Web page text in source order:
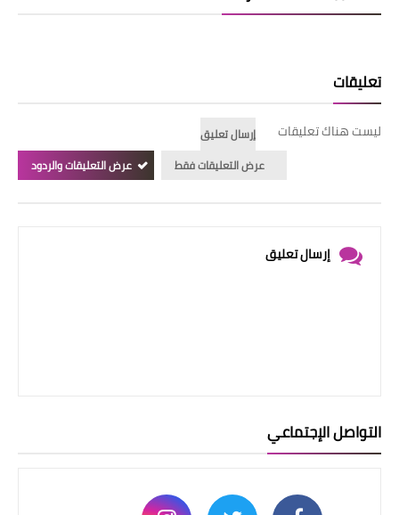
تعليقات
ليست هناك تعليقات
إرسال تعليق
عرض التعليقات فقط
عرض التعليقات والردود
إرسال تعليق
التواصل الإجتماعي